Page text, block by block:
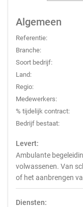
Algemeen
Referentie:
Branche:
Soort bedrijf:
Land:
Regio:
Medewerkers:
% tijdelijk contract:
Bedrijf bestaat:
Levert:
Ambulante
volwassenen. Van
of het aanbrengen
Diensten: